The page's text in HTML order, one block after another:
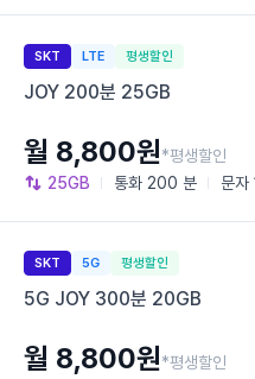
SKT LTE 평생할인
JOY 200분 25GB
25GB 통화 200 분 문자
월 8,800원*평생할인
SKT 5G 평생할인
5G JOY 300분 20GB
월 8,800원*평생할인